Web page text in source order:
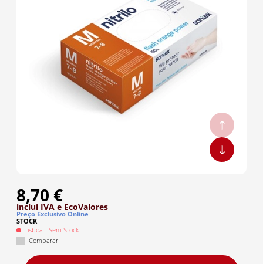
8,70 €
inclui IVA e EcoValores
Preço Exclusivo Online
STOCK
Lisboa - Sem Stock
Comparar